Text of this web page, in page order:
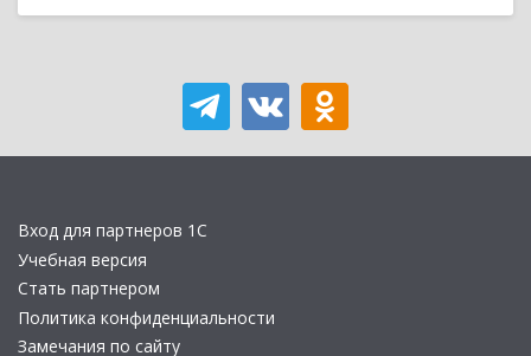
Вход для партнеров 1С
Учебная версия
Стать партнером
Политика конфиденциальности
Замечания по сайту